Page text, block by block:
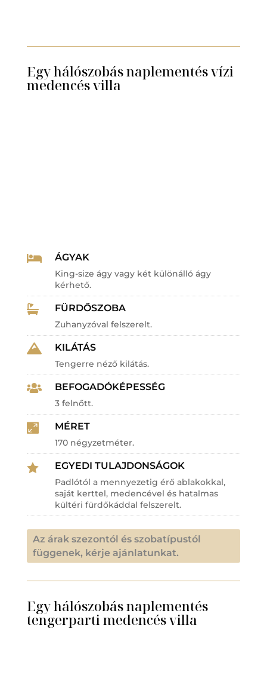
Egy hálószobás naplementés vízi
medencés villa
 ÁGYAK
King-size ágy vagy két különálló ágy
kérhető.
 FÜRDŐSZOBA
Zuhanyzóval felszerelt.
 KILÁTÁS
Tengerre néző kilátás.
 BEFOGADÓKÉPESSÉG
3 felnőtt.
 MÉRET
170 négyzetméter.
 EGYEDI TULAJDONSÁGOK
Padlótól a mennyezetig érő ablakokkal,
saját kerttel, medencével és hatalmas
kültéri fürdőkáddal felszerelt.
Az árak szezontól és szobatípustól
függenek, kérje ajánlatunkat.
Egy hálószobás naplementés
tengerparti medencés villa